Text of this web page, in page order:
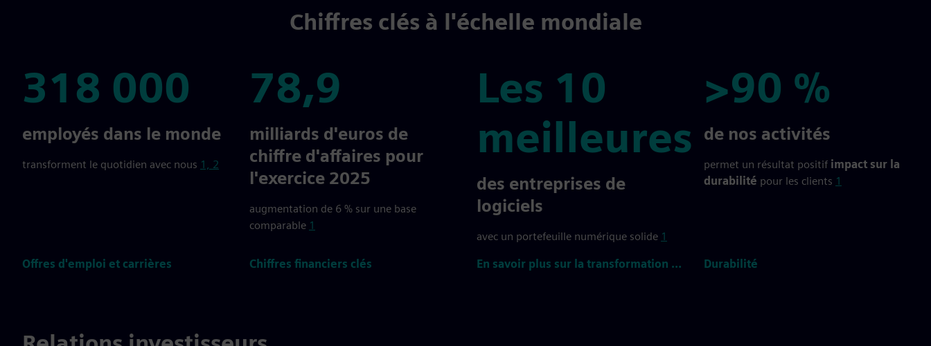
Chiffres clés à l'échelle mondiale
318 000
318 000
employés dans le monde
transforment le quotidien avec nous 1, 2
Offres d'emploi et carrières
78,9
78,9
milliards d'euros de
chiffre d'affaires pour
l'exercice 2025
augmentation de 6 % sur une base
comparable 1
Chiffres financiers clés
Les 10
meilleures
Les 10 meilleures
des entreprises de
logiciels
avec un portefeuille numérique solide 1
En savoir plus sur la transformation numérique
>90 %
>90 %
de nos activités
permet un résultat positif impact sur la
durabilité pour les clients 1
Durabilité